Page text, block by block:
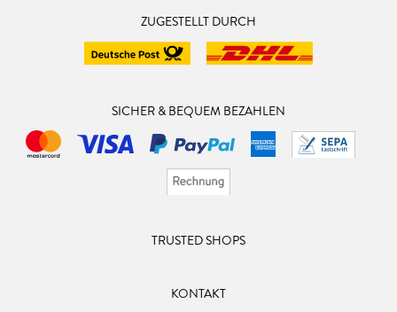
ZUGESTELLT DURCH
SICHER & BEQUEM BEZAHLEN
TRUSTED SHOPS
KONTAKT